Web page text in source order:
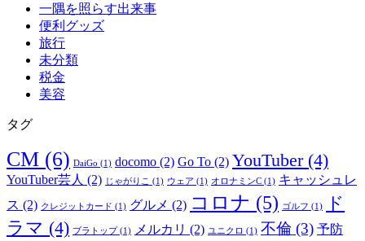
一隅を照らす出来事
便利グッズ
旅行
未分類
税金
美容
タグ
CM (6) DaiGo (1) docomo (2) Go To (2) YouTuber(4)
YouTuber芸人 (2) じゃがりこ (1) ウェア (1) オロナミンC (1) キャッシュレ
ス (2) クレジットカード (1) グルメ (2) コロナ (5) ゴルフ (1)
ド
ラマ (4) ブラトップ(1) メルカリ (2) ユニクロ (1) 不倫 (3) 予防